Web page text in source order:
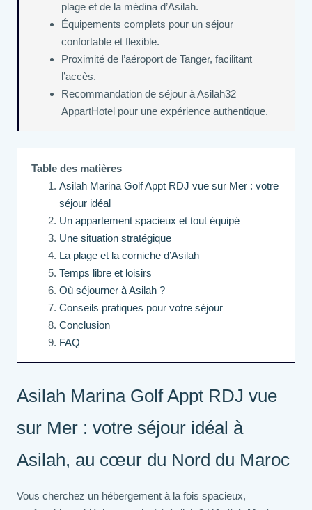
plage et de la médina d’Asilah.
Équipements complets pour un séjour
confortable et flexible.
Proximité de l’aéroport de Tanger, facilitant
l’accès.
Recommandation de séjour à Asilah32
AppartHotel pour une expérience authentique.
Table des matières
Asilah Marina Golf Appt RDJ vue sur Mer : votre
séjour idéal
Un appartement spacieux et tout équipé
Une situation stratégique
La plage et la corniche d’Asilah
Temps libre et loisirs
Où séjourner à Asilah ?
Conseils pratiques pour votre séjour
Conclusion
FAQ
Asilah Marina Golf Appt RDJ vue
sur Mer : votre séjour idéal à
Asilah, au cœur du Nord du Maroc
Vous cherchez un hébergement à la fois spacieux,